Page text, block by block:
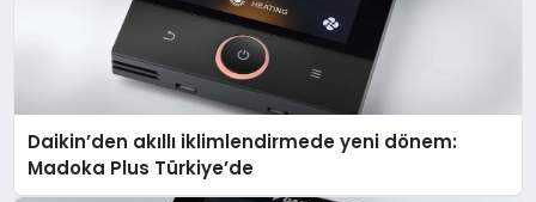
Daikin’den akıllı iklimlendirmede yeni dönem:
Madoka Plus Türkiye’de